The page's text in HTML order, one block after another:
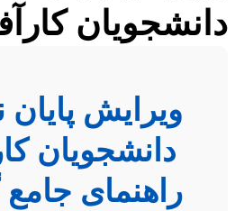
ویرایش پایان
دانشجویان
راهنمای جامع